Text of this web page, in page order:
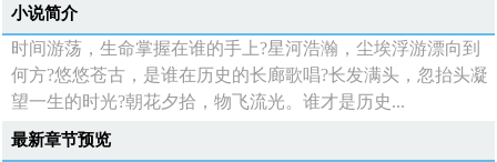
小说简介
时间游荡，生命掌握在谁的手上?星河浩瀚，尘埃浮游漂向到
何方?悠悠苍古，是谁在历史的长廊歌唱?长发满头，忽抬头凝
望一生的时光?朝花夕拾，物飞流光。谁才是历史...
最新章节预览